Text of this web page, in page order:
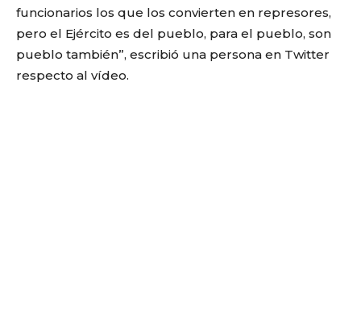
funcionarios los que los convierten en represores,
pero el Ejército es del pueblo, para el pueblo, son
pueblo también”, escribió una persona en Twitter
respecto al vídeo.